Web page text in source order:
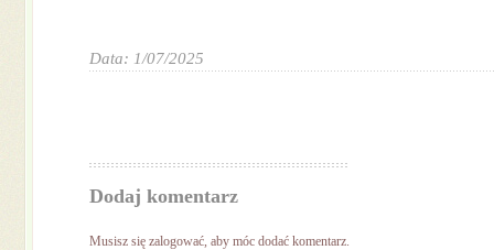
Data: 1/07/2025
Dodaj komentarz
Musisz się zalogować, aby móc dodać komentarz.